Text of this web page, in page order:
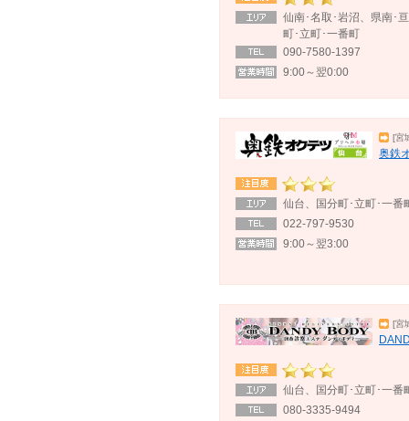
仙南･名取･岩沼、県南･
町･立町･一番町
090-7580-1397
9:00～翌0:00
[宮
奥鉄
仙台、国分町･立町･一番
022-797-9530
9:00～翌3:00
[宮
仙台、国分町･立町･一番
080-3335-9494